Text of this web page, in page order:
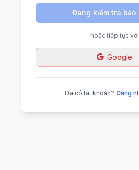
Đang kiểm tra bảo
hoặc tiếp tục với
Google
Đã có tài khoản? Đăng